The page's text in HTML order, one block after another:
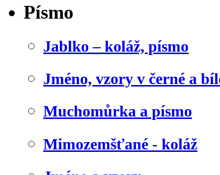
Písmo
Jablko – koláž, písmo
Jméno, vzory v černé a
Muchomůrka a písmo
Mimozemšťané - koláž